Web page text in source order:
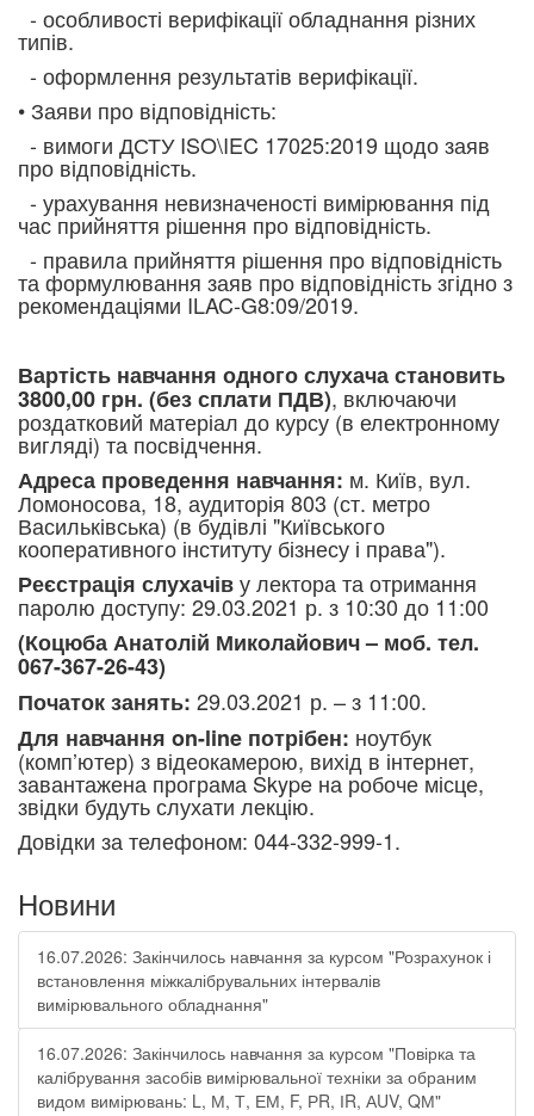
- особливості верифікації обладнання різних
типів.
- оформлення результатів верифікації.
• Заяви про відповідність:
- вимоги ДСТУ ISO\IEC 17025:2019 щодо заяв
про відповідність.
- урахування невизначеності вимірювання під
час прийняття рішення про відповідність.
- правила прийняття рішення про відповідність
та формулювання заяв про відповідність згідно з
рекомендаціями ILAC-G8:09/2019.
Вартість навчання одного слухача становить
3800,00 грн. (без сплати ПДВ), включаючи
роздатковий матеріал до курсу (в електронному
вигляді) та посвідчення.
Адреса проведення навчання: м. Київ, вул.
Ломоносова, 18, аудиторія 803 (ст. метро
Васильківська) (в будівлі "Київського
кооперативного інституту бізнесу і права").
Реєстрація слухачіву лектора та отримання
паролю доступу: 29.03.2021 р. з 10:30 до 11:00
(Коцюба Анатолій Миколайович – моб. тел.
067-367-26-43)
Початок занять: 29.03.2021 р. – з 11:00.
Для навчання on-line потрібен: ноутбук
(комп’ютер) з відеокамерою, вихід в інтернет,
завантажена програма Skype на робоче місце,
звідки будуть слухати лекцію.
Довідки за телефоном: 044-332-999-1.​
Новини
16.07.2026: Закінчилось навчання за курсом "Розрахунок і
встановлення міжкалібрувальних інтервалів
вимірювального обладнання"
16.07.2026: Закінчилось навчання за курсом "Повірка та
калібрування засобів вимірювальної техніки за обраним
видом вимірювань: L, М, Т, ЕМ, F, РR, ІR, АUV, QМ"